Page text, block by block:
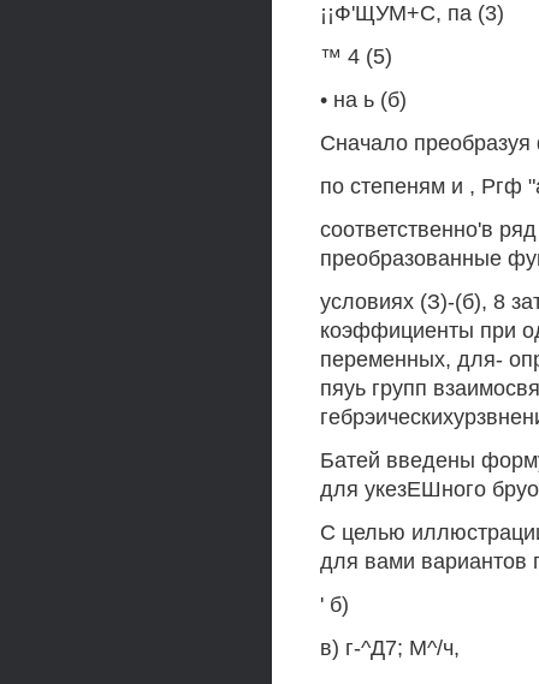
¡¡Ф'ЩУМ+С, па (3)
™ 4 (5)
• на ь (б)
Сначало
по степеням и , Ргф
соответственно'в
преобразованные
условиях (З)-(б), 8
коэффициенты при
переменных, для-
пяуь групп
Батей введены
для укезЕШного
С целью
для вами вариантов
' б)
в) г-^Д7; М^/ч,